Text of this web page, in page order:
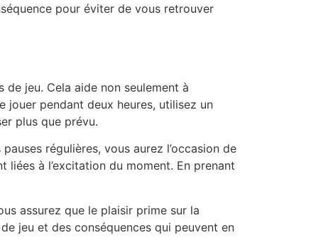
pour éviter de vous retrouver
jeu. Cela aide non seulement à
jouer pendant deux heures, utilisez un
plus que prévu.
régulières, vous aurez l’occasion de
à l’excitation du moment. En prenant
assurez que le plaisir prime sur la
jeu et des conséquences qui peuvent en